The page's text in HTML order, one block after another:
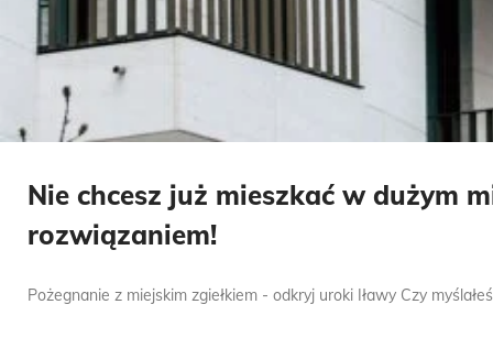
Nie chcesz już mieszkać w dużym
rozwiązaniem!
Pożegnanie z miejskim zgiełkiem - odkryj uroki Iławy Czy